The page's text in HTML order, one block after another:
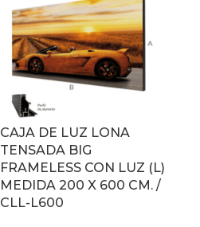
CAJA DE LUZ LONA
TENSADA BIG
FRAMELESS CON LUZ (L)
MEDIDA 200 X 600 CM. /
CLL-L600